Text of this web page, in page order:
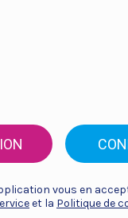
vous en
et la Politique de